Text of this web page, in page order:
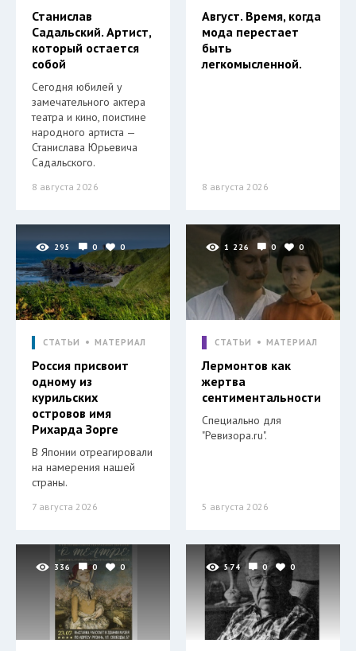
Станислав
Садальский. Артист,
который остается
собой
Сегодня юбилей у
замечательного актера
театра и кино, поистине
народного артиста —
Станислава Юрьевича
Садальского.
8 августа 2026
Август. Время, когда
мода перестает
быть
легкомысленной.
8 августа 2026
295 0 0
СТАТЬИ МАТЕРИАЛ
Россия присвоит
одному из
курильских
островов имя
Рихарда Зорге
В Японии отреагировали
на намерения нашей
страны.
7 августа 2026
1 226 0 0
СТАТЬИ МАТЕРИАЛ
Лермонтов как
жертва
сентиментальности
Специально для
"Ревизора.ru".
5 августа 2026
336 0 0 574 0 0